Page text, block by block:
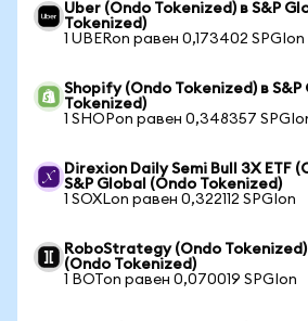
Uber (Ondo Tokenized) в S&P
Tokenized)
1 UBERon равен 0,173402 SPGIon
Shopify (Ondo Tokenized) в S&P
Tokenized)
1 SHOPon равен 0,348357
Direxion Daily Semi Bull 3X ETF
S&P Global (Ondo Tokenized)
1 SOXLon равен 0,322112 SPGIon
RoboStrategy (Ondo Tokenized)
(Ondo Tokenized)
1 BOTon равен 0,070019 SPGIon